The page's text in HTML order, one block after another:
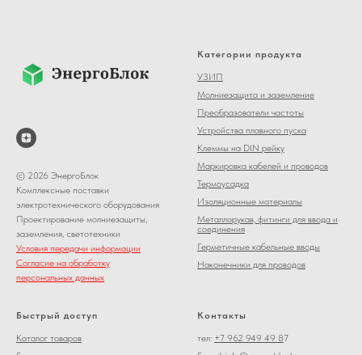
© 2026 ЭнергоБлок
Комплексные поставки
электротехнического оборудования
Проектирование молниезащиты,
заземления, светотехники
Условия передачи информации
Согласие на обработку
персональных данных
Категории продукта
УЗИП
Молниезащита и заземление
Преобразователи частоты
Устройства плавного пуска
Клеммы на DIN рейку
Маркировка кабелей и проводов
Термоусадка
Изоляционные материалы
Металлорукав, фитинги для ввода и
соединения
Герметичные кабельные вводы
Наконечники для проводов
Быстрый доступ
Каталог товаров
Контакты
тел: +7 962 949 49 87